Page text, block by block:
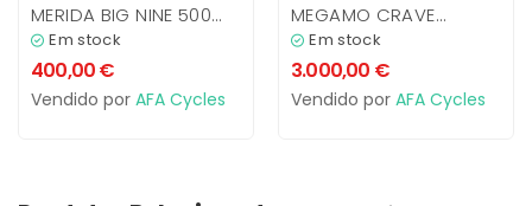
MERIDA BIG NINE 500
SEMI-RIGIDA
Em stock
400,00€
Vendido por AFA Cycles
MEGAMO CRAVE
ELETRICA
Em stock
3.000,00 €
Vendido por AFA Cycles